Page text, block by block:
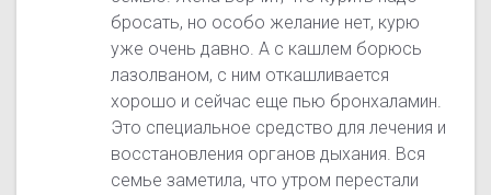
бросать, но особо желание нет, курю
уже очень давно. А с кашлем борюсь
лазолваном, с ним откашливается
хорошо и сейчас еще пью бронхаламин.
Это специальное средство для лечения и
восстановления органов дыхания. Вся
семье заметила, что утром перестали